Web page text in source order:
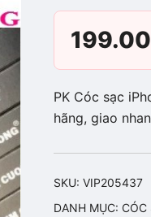
PK Cóc sạc
hãng, giao
SKU: VIP205437
DANH MỤC: CÓC